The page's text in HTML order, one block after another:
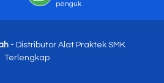
penguk
- Distributor Alat Praktek SMK
Terlengkap